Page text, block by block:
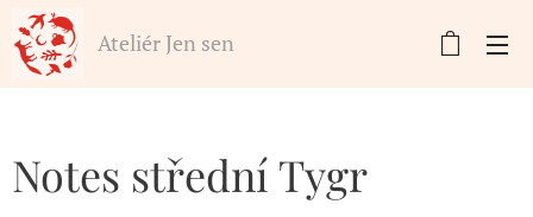
Ateliér Jen sen
Notes střední Tygr